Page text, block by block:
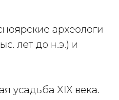
археологи
лет до н.э.) и
усадьба XIX века.